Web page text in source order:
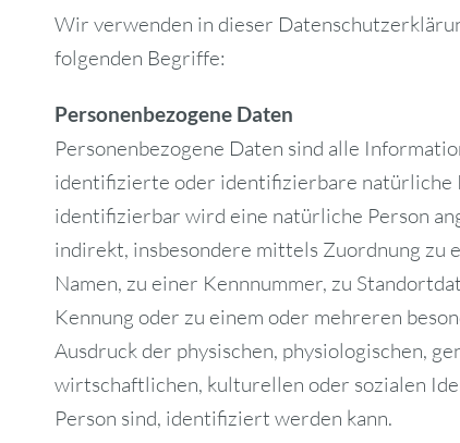
Wir verwenden in dieser
folgenden Begriffe:
Personenbezogene Daten
Personenbezogene Daten sind alle
identifizierte oder identifizierbare natürliche
identifizierbar wird eine natürliche Person
indirekt, insbesondere mittels Zuordnung zu
Namen, zu einer Kennnummer, zu
Kennung oder zu einem oder mehreren
Ausdruck der physischen, physiologischen,
wirtschaftlichen, kulturellen oder sozialen
Person sind, identifiziert werden kann.